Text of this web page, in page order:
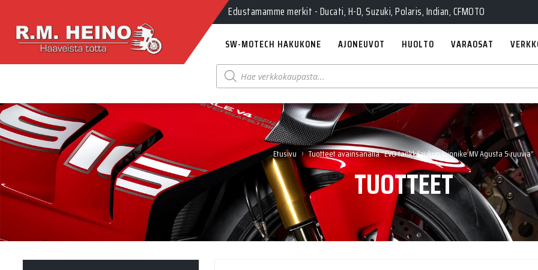
Edustamamme merkit - Ducati, H-D, Suzuki, Polaris, Indian, CFMOTO
SW-MOTECH HAKUKONE AJONEUVOT HUOLTO VARAOSAT
Products
search
Etusivu › Tuotteet avainsanalla “EVO tankkilaukun kiinnike MV Agusta 5 ruuvia”
TUOTTEET